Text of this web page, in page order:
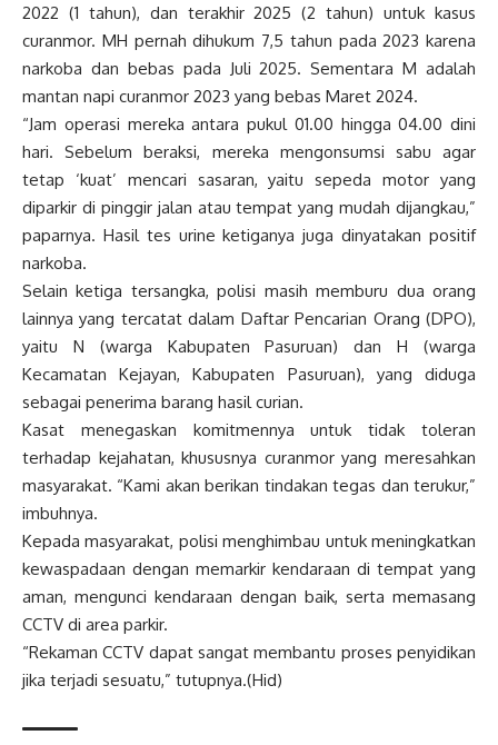
2022 (1 tahun), dan terakhir 2025 (2 tahun) untuk kasus
curanmor. MH pernah dihukum 7,5 tahun pada 2023 karena
narkoba dan bebas pada Juli 2025. Sementara M adalah
mantan napi curanmor 2023 yang bebas Maret 2024.
“Jam operasi mereka antara pukul 01.00 hingga 04.00 dini
hari. Sebelum beraksi, mereka mengonsumsi sabu agar
tetap ‘kuat’ mencari sasaran, yaitu sepeda motor yang
diparkir di pinggir jalan atau tempat yang mudah dijangkau,”
paparnya. Hasil tes urine ketiganya juga dinyatakan positif
narkoba.
Selain ketiga tersangka, polisi masih memburu dua orang
lainnya yang tercatat dalam Daftar Pencarian Orang (DPO),
yaitu N (warga Kabupaten Pasuruan) dan H (warga
Kecamatan Kejayan, Kabupaten Pasuruan), yang diduga
sebagai penerima barang hasil curian.
Kasat menegaskan komitmennya untuk tidak toleran
terhadap kejahatan, khususnya curanmor yang meresahkan
masyarakat. “Kami akan berikan tindakan tegas dan terukur,”
imbuhnya.
Kepada masyarakat, polisi menghimbau untuk meningkatkan
kewaspadaan dengan memarkir kendaraan di tempat yang
aman, mengunci kendaraan dengan baik, serta memasang
CCTV di area parkir.
“Rekaman CCTV dapat sangat membantu proses penyidikan
jika terjadi sesuatu,” tutupnya.(Hid)